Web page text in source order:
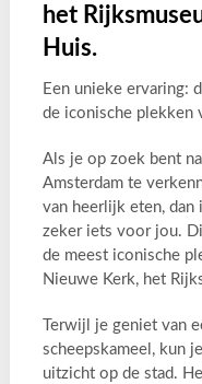
het
Huis.
Een unieke ervaring:
de iconische plekken
Als je op zoek bent
Amsterdam te
van heerlijk eten, dan
zeker iets voor jou.
de meest iconische
Nieuwe Kerk, het
Terwijl je geniet van
scheepskameel, kun
uitzicht op de stad.